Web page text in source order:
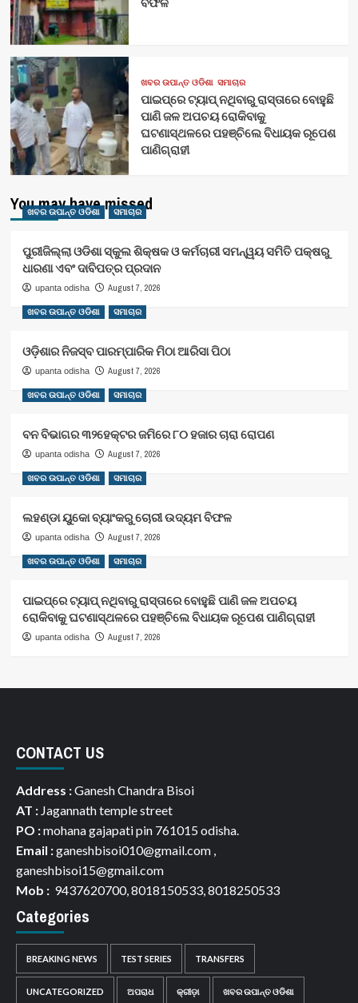
ଖବର ଉପାନ୍ତ ଓଡିଶା ସମାଚାର
ପାଇପ୍‌ରେ ଟ୍ୟାପ୍‌ ନଥିବାରୁ ରାସ୍ତାରେ ବୋହୁଛି
ପାଣି ଜଳ ଅପଚୟ ରୋକିବାକୁ
ଘଟଣାସ୍ଥଳରେ ପହଞ୍ଚିଲେ ବିଧାୟକ ରୂପେଶ
ପାଣିଗ୍ରାହୀ
You may have missed
ଖବର ଉପାନ୍ତ ଓଡିଶା ସମାଚାର
ପୁରୀଜିଲ୍ଲା ଓଡିଶା ସ୍କୁଲ ଶିକ୍ଷକ ଓ କର୍ମଚାରୀ ସମନ୍ୱୟ ସମିତି ପକ୍ଷରୁ
ଧାରଣା ଏବଂ ଦାବିପତ୍ର ପ୍ରଦାନ
upanta odisha August 7, 2026
ଖବର ଉପାନ୍ତ ଓଡିଶା ସମାଚାର
ଓଡ଼ିଶାର ନିଜସ୍ବ ପାରମ୍ପାରିକ ମିଠା ଆରିସା ପିଠା
upanta odisha August 7, 2026
ଖବର ଉପାନ୍ତ ଓଡିଶା ସମାଚାର
ବନ ବିଭାଗର ୩୨ହେକ୍ଟର ଜମିରେ ୮୦ ହଜାର ଚାରା ରୋପଣ
upanta odisha August 7, 2026
ଖବର ଉପାନ୍ତ ଓଡିଶା ସମାଚାର
ଲହଣ୍ଡା ୟୁକୋ ବ୍ୟାଂକରୁ ଚୋରୀ ଉଦ୍ୟମ ବିଫଳ
upanta odisha August 7, 2026
ଖବର ଉପାନ୍ତ ଓଡିଶା ସମାଚାର
ପାଇପ୍‌ରେ ଟ୍ୟାପ୍‌ ନଥିବାରୁ ରାସ୍ତାରେ ବୋହୁଛି ପାଣି ଜଳ ଅପଚୟ
ରୋକିବାକୁ ଘଟଣାସ୍ଥଳରେ ପହଞ୍ଚିଲେ ବିଧାୟକ ରୂପେଶ ପାଣିଗ୍ରାହୀ
upanta odisha August 7, 2026
CONTACT US
Address :Ganesh Chandra Bisoi
AT : Jagannath temple street
PO :mohana gajapati pin 761015 odisha.
Email :ganeshbisoi010@gmail.com ,
ganeshbisoi15@gmail.com
Mob : 9437620700, 8018150533, 8018250533
Categories
BREAKING NEWS TEST SERIES TRANSFERS
UNCATEGORIZED ଅପରାଧ କ୍ରୀଡ଼ା ଖବର ଉପାନ୍ତ ଓଡିଶା